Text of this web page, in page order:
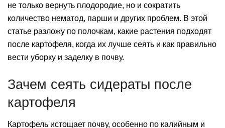
не только вернуть плодородие, но и сократить
количество нематод, парши и других проблем. В этой
статье разложу по полочкам, какие растения подходят
после картофеля, когда их лучше сеять и как правильно
вести уборку и заделку в почву.
Зачем сеять сидераты после
картофеля
Картофель истощает почву, особенно по калийным и